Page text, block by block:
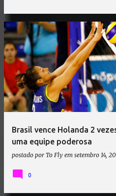
Brasil vence Holanda 2
uma equipe poderosa
postado por To Fly em setembro 14,
0